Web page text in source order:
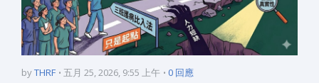
byTHRF 五月 25, 2026, 9:55 上午 0 回應